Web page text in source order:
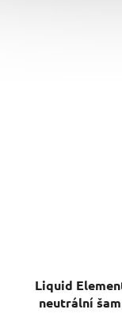
Liquid
neutrální